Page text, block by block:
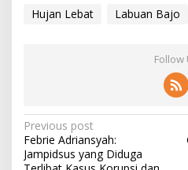
Hujan Lebat
Labuan Bajo
Follow
P
o
Previous post
Febrie Adriansyah:
Jampidsus yang Diduga